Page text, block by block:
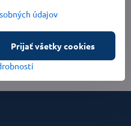
údajov
Prijať všetky cookies